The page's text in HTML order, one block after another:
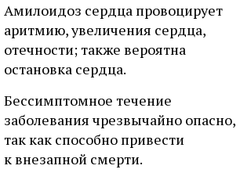
Амилоидоз сердца провоцирует
аритмию, увеличения сердца,
отечности; также вероятна
остановка сердца.
Бессимптомное течение
заболевания чрезвычайно опасно,
так как способно привести
к внезапной смерти.